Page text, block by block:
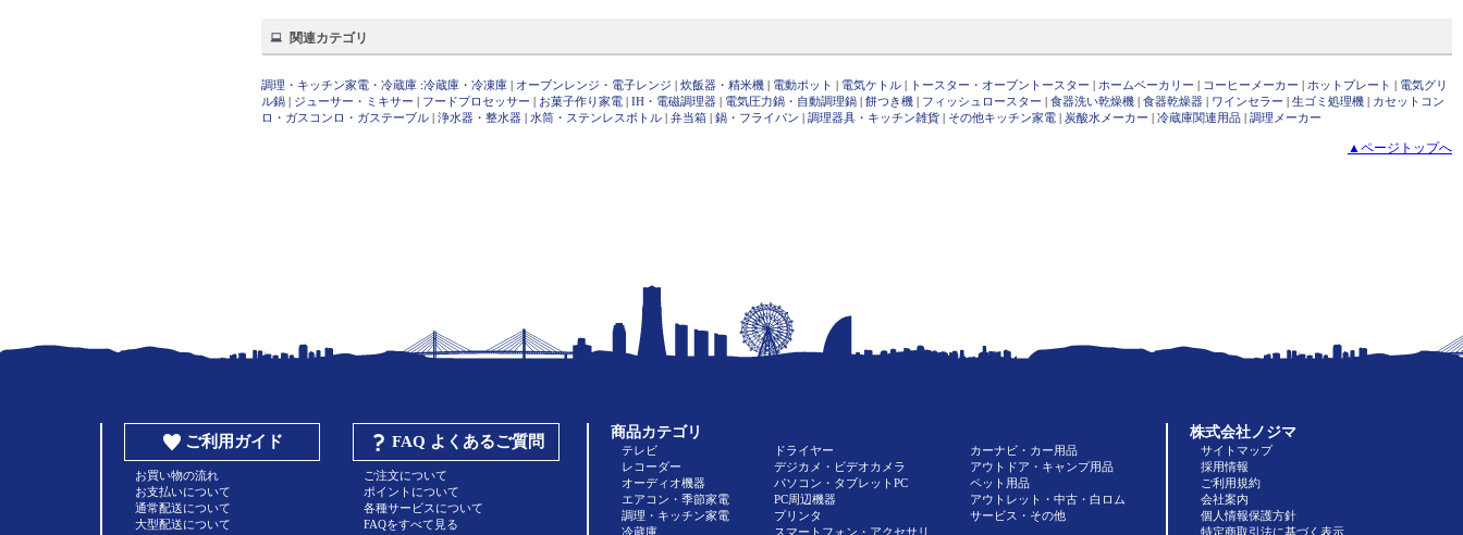
関連カテゴリ
調理・キッチン家電・冷蔵庫 :冷蔵庫・冷凍庫 | オーブンレンジ・電子レンジ | 炊飯器・精米機 | 電動ポット | 電気ケトル | トースター・オーブントースター | ホームベーカリー | コーヒーメーカー | ホットプレート | 電気グリ
ル鍋 | ジューサー・ミキサー | フードプロセッサー | お菓子作り家電 | IH・電磁調理器 | 電気圧力鍋・自動調理鍋 | 餅つき機 | フィッシュロースター | 食器洗い乾燥機 | 食器乾燥器 | ワインセラー | 生ゴミ処理機 | カセットコン
ロ・ガスコンロ・ガステーブル | 浄水器・整水器 | 水筒・ステンレスボトル | 弁当箱 | 鍋・フライパン | 調理器具・キッチン雑貨 | その他キッチン家電 | 炭酸水メーカー | 冷蔵庫関連用品 | 調理メーカー
▲ページトップへ
ご利用ガイド
お買い物の流れ
お支払いについて
通常配送について
大型配送について
FAQ よくあるご質問
ご注文について
ポイントについて
各種サービスについて
FAQをすべて見る
商品カテゴリ
テレビ
レコーダー
オーディオ機器
エアコン・季節家電
調理・キッチン家電
冷蔵庫
ドライヤー
デジカメ・ビデオカメラ
パソコン・タブレットPC
PC周辺機器
プリンタ
スマートフォン・アクセサリ
カーナビ・カー用品
アウトドア・キャンプ用品
ペット用品
アウトレット・中古・白ロム
サービス・その他
株式会社ノジマ
サイトマップ
採用情報
ご利用規約
会社案内
個人情報保護方針
特定商取引法に基づく表示